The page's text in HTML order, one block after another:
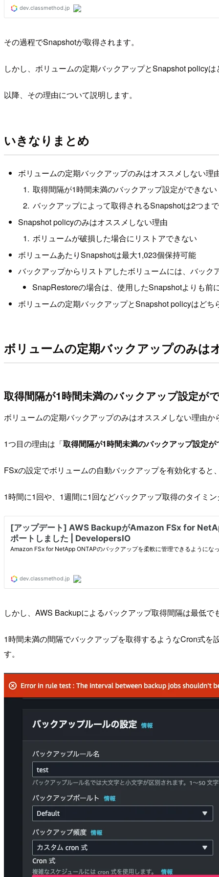
その過程でSnapshotが取得されます。
しかし、ボリュームの定期バックアップとSnapshot policy
以降、その理由について説明します。
いきなりまとめ
ボリュームの定期バックアップのみはオススメしない理
取得間隔が1時間未満のバックアップ設定ができない
バックアップによって取得されるSnapshotは2つま
Snapshot policyのみはオススメしない理由
ボリュームが破損した場合にリストアできない
ボリュームあたりSnapshotは最大1,023個保持可能
バックアップからリストアしたボリュームには、バッ
SnapRestoreの場合は、使用したSnapshotよりも
ボリュームの定期バックアップとSnapshot policyはどち
ボリュームの定期バックアップのみは
取得間隔が1時間未満のバックアップ設定が
ボリュームの定期バックアップのみはオススメしない理由か
1つ目の理由は「取得間隔が1時間未満のバックアップ設定が
FSxの設定でボリュームの自動バックアップを有効化する
1時間に1回や、1週間に1回などバックアップ取得のタイミ
しかし、AWS Backupによるバックアップ取得間隔は最低で
1時間未満の間隔でバックアップを取得するようなCron式を
す。